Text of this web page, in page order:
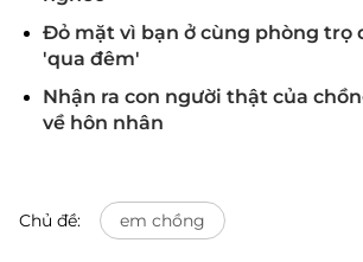
Đỏ mặt vì bạn ở cùng phòng trọ
'qua đêm'
Nhận ra con người thật của
về hôn nhân
Chủ đề: em chồng